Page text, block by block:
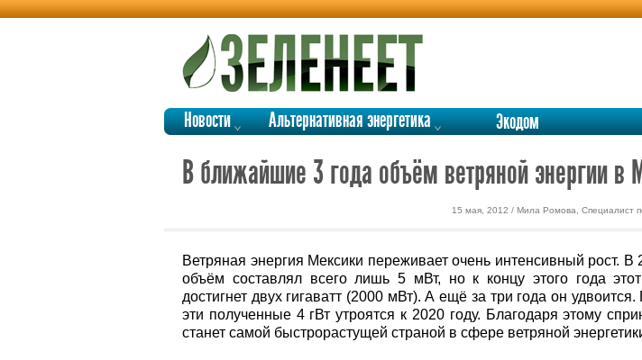
Новости Альтернативная энергетика Экодом
В ближайшие 3 года объём ветряной энергии в
15 мая, 2012 / Мила Ромова, Специалист
Ветряная энергия Мексики переживает очень интенсивный рост. В
объём составлял всего лишь 5 мВт, но к концу этого года этот
достигнет двух гигаватт (2000 мВт). А ещё за три года он
эти полученные 4 гВт утроятся к 2020 году. Благодаря этому
станет самой быстрорастущей страной в сфере ветряной